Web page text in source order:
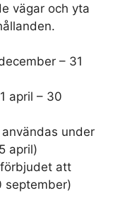
vägar och yta
– 31
april – 30
under
april)
att
september)